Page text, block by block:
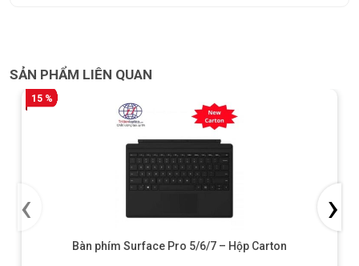
SẢN PHẨM LIÊN QUAN
15 %
Bàn phím Surface Pro 5/6/7 – Hộp Carton
‹ ›